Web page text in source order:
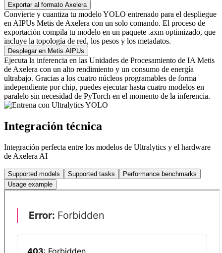
Exportar al formato Axelera
Convierte y cuantiza tu modelo YOLO entrenado para el despliegue
en AIPUs Metis de Axelera con un solo comando. El proceso de
exportación compila tu modelo en un paquete .axm optimizado, que
incluye la topología de red, los pesos y los metadatos.
Desplegar en Metis AIPUs
Ejecuta la inferencia en las Unidades de Procesamiento de IA Metis
de Axelera con un alto rendimiento y un consumo de energía
ultrabajo. Gracias a los cuatro núcleos programables de forma
independiente por chip, puedes ejecutar hasta cuatro modelos en
paralelo sin necesidad de PyTorch en el momento de la inferencia.
Integración técnica
Integración perfecta entre los modelos de Ultralytics y el hardware
de Axelera AI
Supported models Supported tasks
Performance benchmarks
Usage example